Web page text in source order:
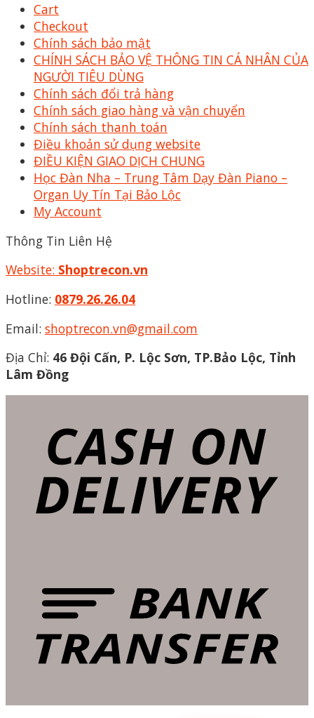
Cart
Checkout
Chính sách bảo mật
CHÍNH SÁCH BẢO VỆ THÔNG TIN CÁ NHÂN CỦA
NGƯỜI TIÊU DÙNG
Chính sách đổi trả hàng
Chính sách giao hàng và vận chuyển
Chính sách thanh toán
Điều khoản sử dụng website
ĐIỀU KIỆN GIAO DỊCH CHUNG
Học Đàn Nha – Trung Tâm Dạy Đàn Piano –
Organ Uy Tín Tại Bảo Lộc
My Account
Thông Tin Liên Hệ
Website: Shoptrecon.vn
Hotline: 0879.26.26.04
Email: shoptrecon.vn@gmail.com
Địa Chỉ: 46 Đội Cấn, P. Lộc Sơn, TP.Bảo Lộc, Tỉnh
Lâm Đồng